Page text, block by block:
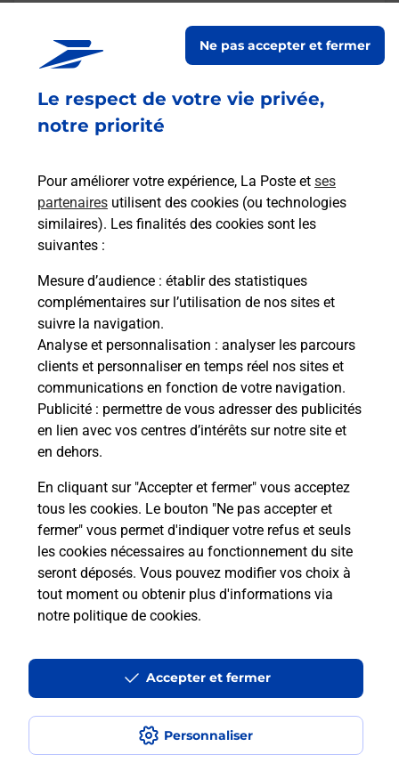
Le respect de votre vie privée,
notre priorité
Pour améliorer votre expérience, La Poste et ses
partenaires utilisent des cookies (ou technologies
similaires). Les finalités des cookies sont les
suivantes :
Mesure d’audience : établir des statistiques
complémentaires sur l’utilisation de nos sites et
suivre la navigation.
Analyse et personnalisation : analyser les parcours
clients et personnaliser en temps réel nos sites et
communications en fonction de votre navigation.
Publicité : permettre de vous adresser des publicités
en lien avec vos centres d’intérêts sur notre site et
en dehors.
En cliquant sur "Accepter et fermer" vous acceptez
tous les cookies. Le bouton "Ne pas accepter et
fermer" vous permet d'indiquer votre refus et seuls
les cookies nécessaires au fonctionnement du site
seront déposés. Vous pouvez modifier vos choix à
tout moment ou obtenir plus d'informations via
notre politique de cookies.
Personnaliser
Ne pas accepter et fermer
Accepter et fermer
Fermé ouvre samedi à 08h00
EPICERIE LE GALTA DE SAINT NICOLAS
74170 ST GERVAIS LES BAINS
Malin !
La Poste
en ligne
Ouvert 24h/24
En savoir plus
LES CONTAMINES MONTJOIE
SHERPA SUPERMARCHE
Accessibilité : partiellement conforme
Conditions contractuelles
Mentions légales